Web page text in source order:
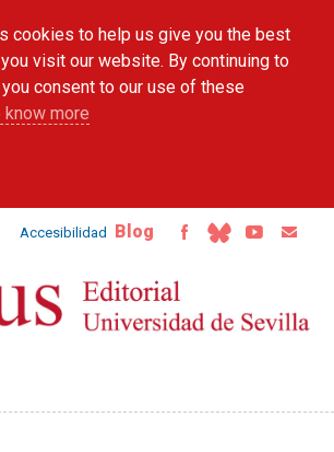
main
content
cookies to help us give you the best
visit our website. By continuing to
consent to our use of these
know more
Accesibilidad Blog